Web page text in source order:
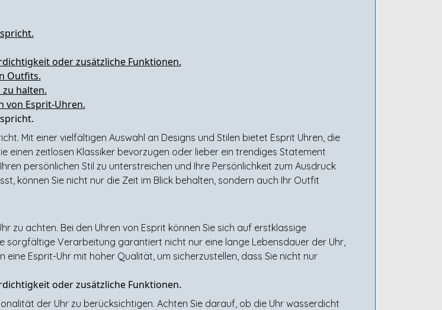
oder zusätzliche Funktionen.
Outfits.
halten.
von Esprit-Uhren.
Mit einer vielfältigen Auswahl an Designs und Stilen bietet Esprit Uhren, die
einen zeitlosen Klassiker bevorzugen oder lieber ein trendiges Statement
persönlichen Stil zu unterstreichen und Ihre Persönlichkeit zum Ausdruck
können Sie nicht nur die Zeit im Blick behalten, sondern auch Ihr Outfit
zu achten. Bei den Uhren von Esprit können Sie sich auf erstklassige
sorgfältige Verarbeitung garantiert nicht nur eine lange Lebensdauer der Uhr,
Esprit-Uhr mit hoher Qualität, um sicherzustellen, dass Sie nicht nur
oder zusätzliche Funktionen.
der Uhr zu berücksichtigen. Achten Sie darauf, ob die Uhr wasserdicht